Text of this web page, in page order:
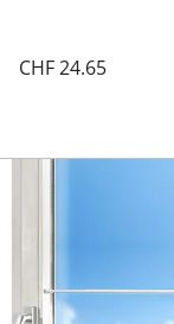
CHF 24.65